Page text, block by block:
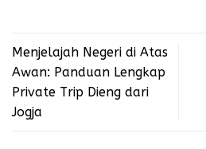
Menjelajah Negeri di Atas
Awan: Panduan Lengkap
Private Trip Dieng dari
Jogja